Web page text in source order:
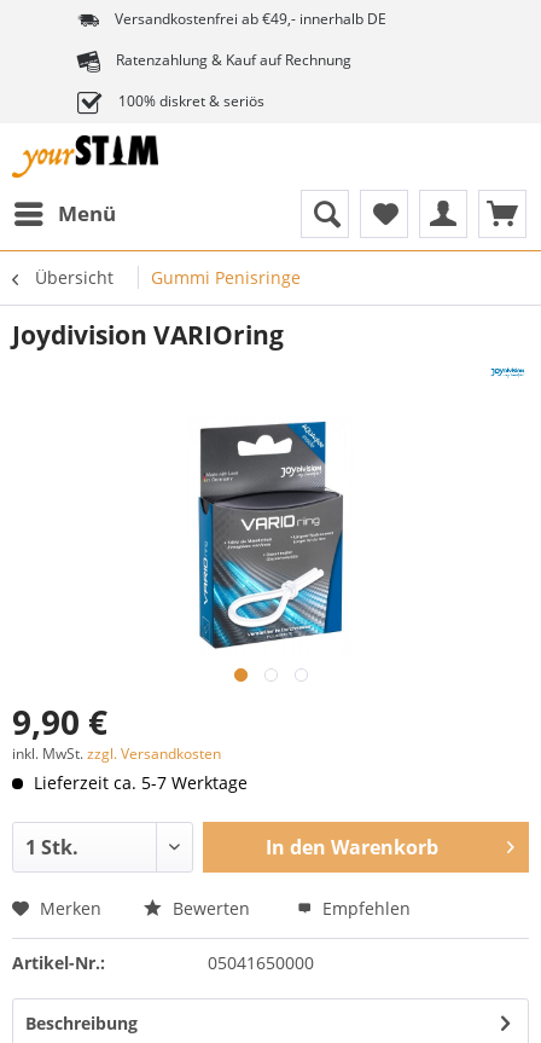
Versandkostenfrei ab €49,- innerhalb DE
Ratenzahlung & Kauf auf Rechnung
100% diskret & seriös
Menü
Übersicht Gummi Penisringe
Joydivision VARIOring
9,90 €
inkl. MwSt.zzgl. Versandkosten
Lieferzeit ca. 5-7 Werktage
In den Warenkorb
Merken Bewerten Empfehlen
Artikel-Nr.: 05041650000
Beschreibung